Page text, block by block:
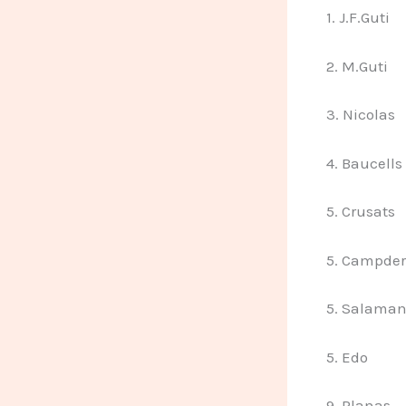
1. J.F.Guti
2. M.Guti
3. Nicolas
4. Baucells
5. Crusats
5.
5.
5. Edo